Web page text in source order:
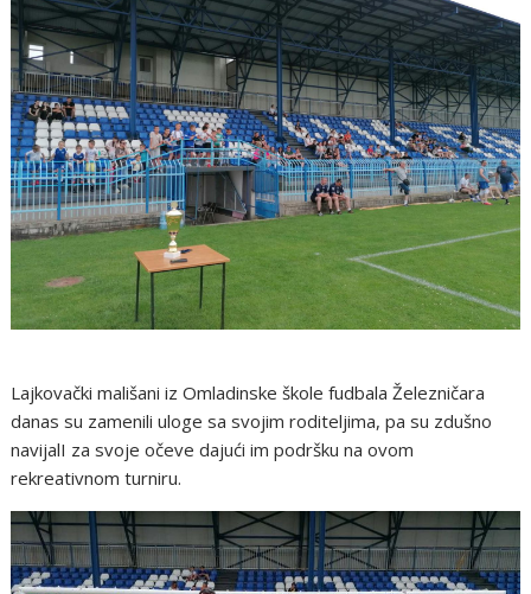
Lajkovački mališani iz Omladinske škole fudbala Železničara
danas su zamenili uloge sa svojim roditeljima, pa su zdušno
navijalI za svoje očeve dajući im podršku na ovom
rekreativnom turniru.